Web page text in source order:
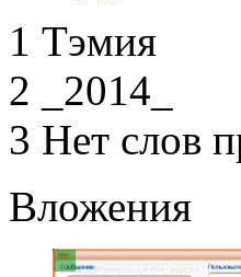
1 Тэмия
2 _2014_
3 Нет слов
Вложения